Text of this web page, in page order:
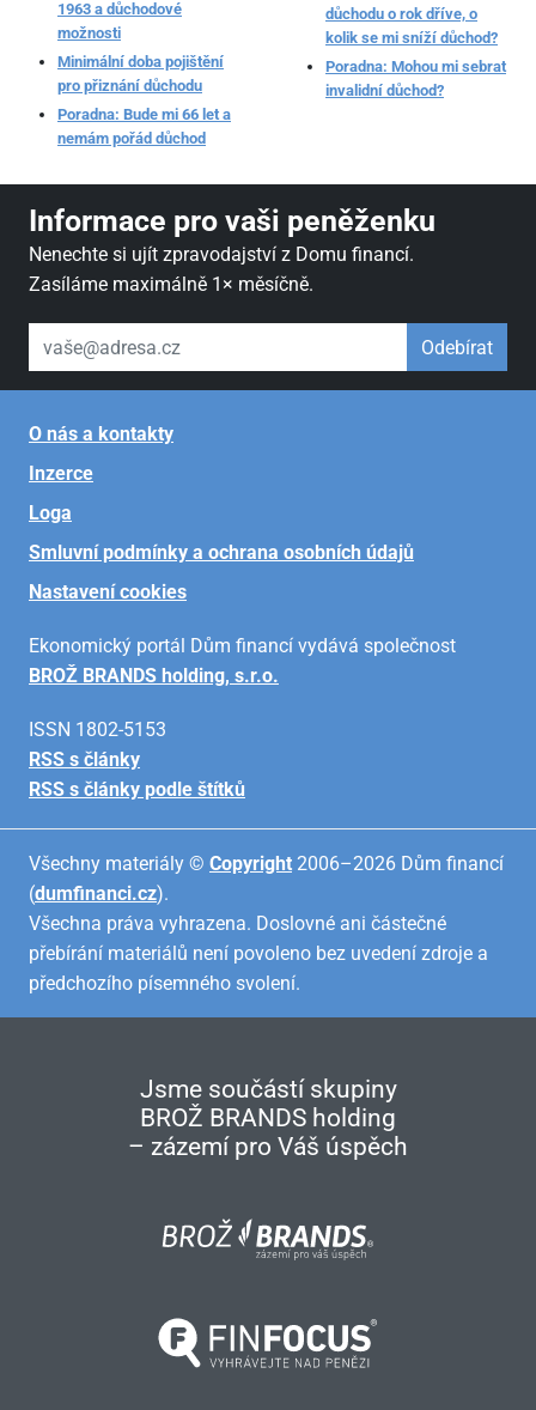
1963 a důchodové
možnosti
Minimální doba pojištění
pro přiznání důchodu
Poradna: Bude mi 66 let a
nemám pořád důchod
důchodu o rok dříve, o
kolik se mi sníží důchod?
Poradna: Mohou mi sebrat
invalidní důchod?
Informace pro vaši peněženku
Nenechte si ujít zpravodajství z Domu financí.
Zasíláme maximálně 1× měsíčně.
váš email Odebírat
O nás a kontakty
Inzerce
Loga
Smluvní podmínky a ochrana osobních údajů
Nastavení cookies
Ekonomický portál Dům financí vydává společnost
BROŽ BRANDS holding, s.r.o.
ISSN 1802-5153
RSS s články
RSS s články podle štítků
Všechny materiály © Copyright 2006–2026 Dům financí
(dumfinanci.cz).
Všechna práva vyhrazena. Doslovné ani částečné
přebírání materiálů není povoleno bez uvedení zdroje a
předchozího písemného svolení.
Jsme součástí skupiny
BROŽ BRANDS holding
– zázemí pro Váš úspěch